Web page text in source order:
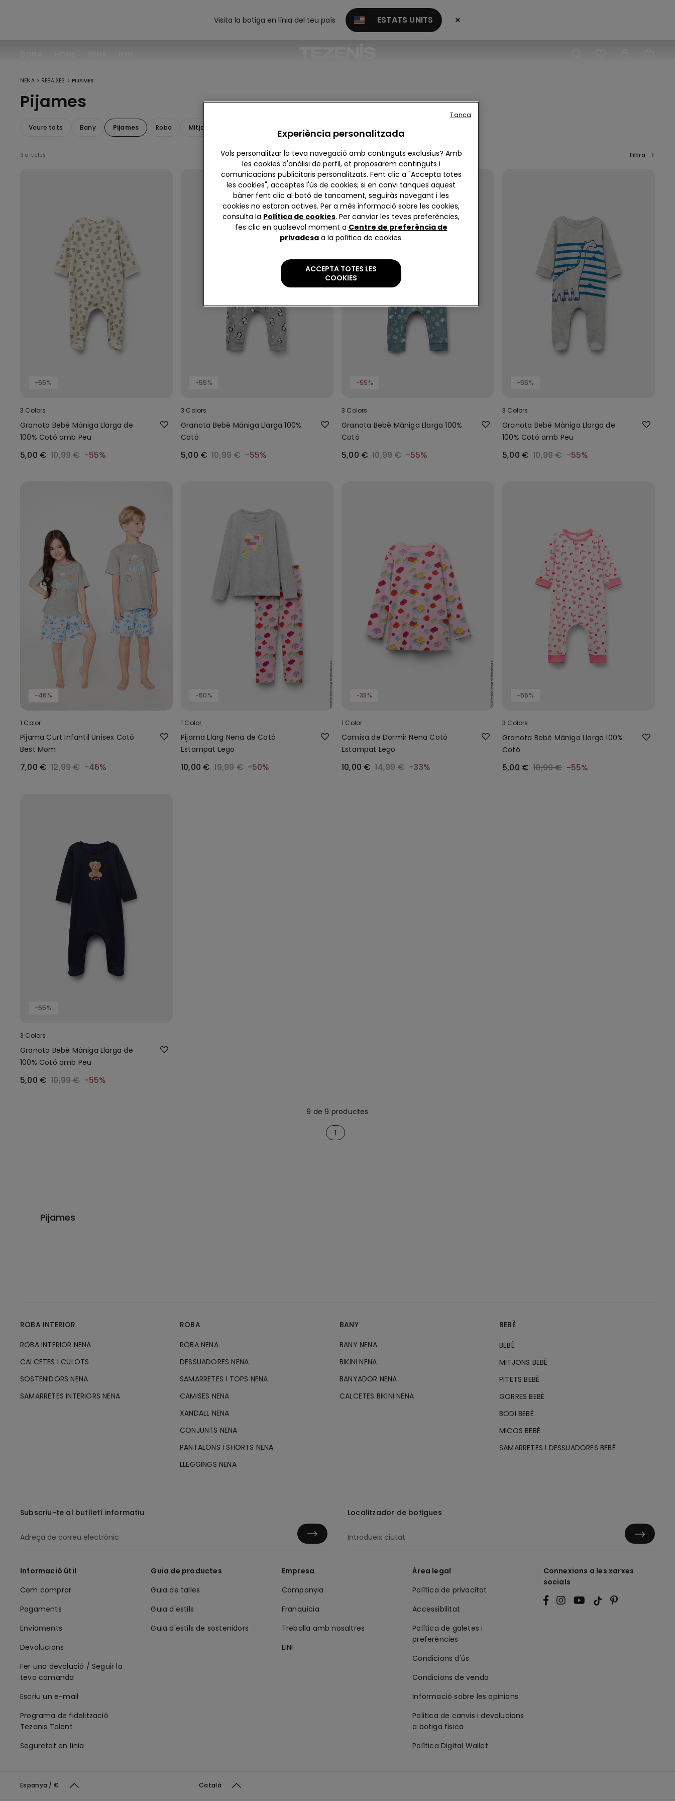
Visita la botiga en línia del teu país ESTATS UNITS ×
NENA > REBAIXES > PIJAMES
Pijames
Veure tots Bany Pijames Roba Mitjons i mitges
9 articles Filtra
-55%
3 Colors
Granota Bebè Màniga Llarga de
100% Cotó amb Peu
5,00 € 10,99 € -55%
-55%
3 Colors
Granota Bebè Màniga Llarga 100%
Cotó
5,00 € 10,99 € -55%
-55%
3 Colors
Granota Bebè Màniga Llarga 100%
Cotó
5,00 € 10,99 € -55%
-55%
3 Colors
Granota Bebè Màniga Llarga de
100% Cotó amb Peu
5,00 € 10,99 € -55%
-46%
1 Color
Pijama Curt Infantil Unisex Cotó
Best Mom
7,00 € 12,99 € -46%
-50%
1 Color
Pijama Llarg Nena de Cotó
Estampat Lego
10,00 € 19,99 € -50%
-33%
1 Color
Camisa de Dormir Nena Cotó
Estampat Lego
10,00 € 14,99 € -33%
-55%
3 Colors
Granota Bebè Màniga Llarga 100%
Cotó
5,00 € 10,99 € -55%
-55%
3 Colors
Granota Bebè Màniga Llarga de
100% Cotó amb Peu
5,00 € 10,99 € -55%
9 de 9 productes
1
Pijames
ROBA INTERIOR
ROBA INTERIOR NENA
CALCETES I CULOTS
SOSTENIDORS NENA
SAMARRETES INTERIORS NENA
ROBA
ROBA NENA
DESSUADORES NENA
SAMARRETES I TOPS NENA
CAMISES NENA
XANDALL NENA
CONJUNTS NENA
PANTALONS I SHORTS NENA
LLEGGINGS NENA
BANY
BANY NENA
BIKINI NENA
BANYADOR NENA
CALCETES BIKINI NENA
BEBÈ
BEBÈ
MITJONS BEBÈ
PITETS BEBÈ
GORRES BEBÈ
BODI BEBÈ
MICOS BEBÈ
SAMARRETES I DESSUADORES BEBÈ
Subscriu-te al butlletí informatiu Localitzador de botigues
Informació útil
Com comprar
Pagaments
Enviaments
Devolucions
Fer una devolució / Seguir la
teva comanda
Escriu un e-mail
Programa de fidelització
Tezenis Talent
Seguretat en línia
Guia de productes
Guia de talles
Guia d'estils
Guia d'estils de sostenidors
Empresa
Companyia
Franquícia
Treballa amb nosaltres
EINF
Àrea legal
Política de privacitat
Accessibilitat
Política de galetes i
preferències
Condicions d'ús
Condicions de venda
Informació sobre les opinions
Politica de canvis i devolucions
a botiga fisica
Política Digital Wallet
Connexions a les xarxes
socials
Espanya / € Català
Experiència personalitzada
Vols personalitzar la teva navegació amb continguts exclusius? Amb
les cookies d'anàlisi de perfil, et proposarem continguts i
comunicacions publicitaris personalitzats. Fent clic a "Accepta totes
les cookies", acceptes l'ús de cookies; si en canvi tanques aquest
bàner fent clic al botó de tancament, seguiràs navegant i les
cookies no estaran actives. Per a més informació sobre les cookies,
consulta la Política de cookies. Per canviar les teves preferències,
fes clic en qualsevol moment a Centre de preferència de
privadesaa la política de cookies.
ACCEPTA TOTES LES
COOKIES
Tanca